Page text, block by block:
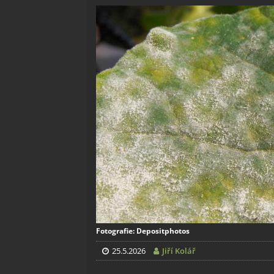
Fotografie: Depositphotos
25.5.2026 Jiří Kolář